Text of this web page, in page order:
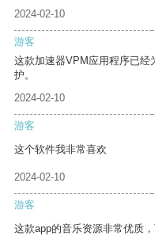
2024-02-10
游客
这款加速器VPM应用程序已经
护。
2024-02-10
游客
这个软件我非常喜欢
2024-02-10
游客
这款app的音乐资源非常优质